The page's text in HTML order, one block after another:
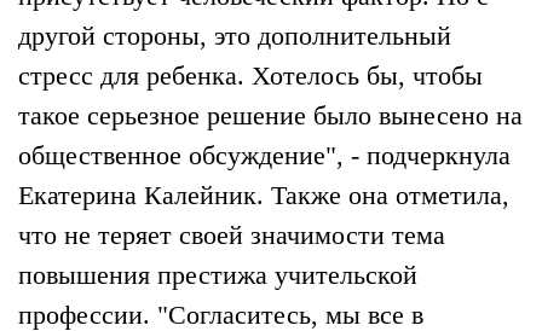
другой стороны, это дополнительный
стресс для ребенка. Хотелось бы, чтобы
такое серьезное решение было вынесено на
общественное обсуждение", - подчеркнула
Екатерина Калейник. Также она отметила,
что не теряет своей значимости тема
повышения престижа учительской
профессии. "Согласитесь, мы все в